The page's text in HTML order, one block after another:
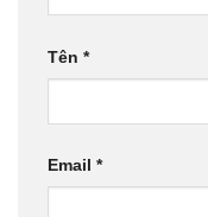
Tên *
Email *